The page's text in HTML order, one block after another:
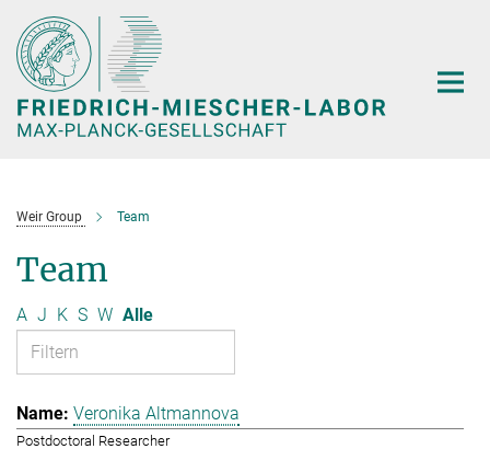
Hauptinhalt
Weir Group Team
Team
A J K S W Alle
Veronika Altmannova
Postdoctoral Researcher